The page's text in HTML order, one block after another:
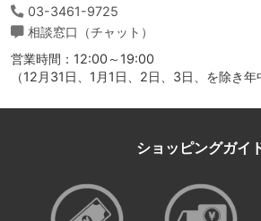
03-3461-9725
相談窓口（チャット）
営業時間：12:00～19:00
（12月31日、1月1日、2日、3日、を除き年
ショッピングガイ